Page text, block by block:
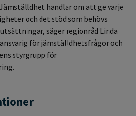
handlar om att ge varje
och det stöd som behövs
säger regionråd Linda
för jämställdhetsfrågor och
styrgrupp för